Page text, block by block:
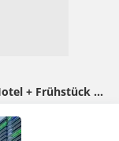
ab 49€ pro Person